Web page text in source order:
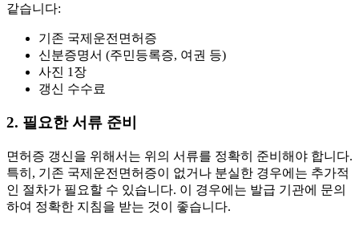
같습니다:
기존 국제운전면허증
신분증명서 (주민등록증, 여권 등)
사진 1장
갱신 수수료
2. 필요한 서류 준비
면허증 갱신을 위해서는 위의 서류를 정확히 준비해야 합니다.
특히, 기존 국제운전면허증이 없거나 분실한 경우에는 추가적
인 절차가 필요할 수 있습니다. 이 경우에는 발급 기관에 문의
하여 정확한 지침을 받는 것이 좋습니다.